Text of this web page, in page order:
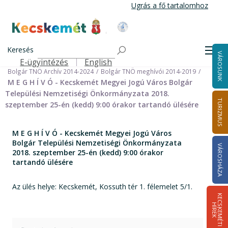
tartalomra
Ugrás a fő tartalomhoz
Kecskemét Város Honlapja
Keresés
Felső navigáció
E-ügyintézés English VÁROSUNK
TURIZMUS
VÁROSHÁZA
K
E
C
S
K
E
M
É
T
I
HÍ
R
E
K
Önkormányzat
Nemzetiségi Önkormányzatok
Bolgár Települési Nemzetiségi Önkormányzat
Bolgár TNÖ Archív 2014-2024
Bolgár TNÖ meghívói 2014-2019
M E G H Í V Ó - Kecskemét Megyei Jogú Város Bolgár
Települési Nemzetiségi Önkormányzata 2018.
szeptember 25-én (kedd) 9:00 órakor tartandó ülésére
M E G H Í V Ó - Kecskemét Megyei Jogú Város
Bolgár Települési Nemzetiségi Önkormányzata
2018. szeptember 25-én (kedd) 9:00 órakor
tartandó ülésére
Az ülés helye: Kecskemét, Kossuth tér 1. félemelet 5/1.